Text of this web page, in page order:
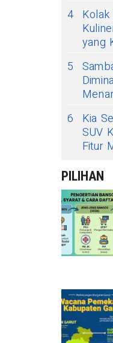
4
yang
5
6
Kia
SUV
Fitur
PILIHAN